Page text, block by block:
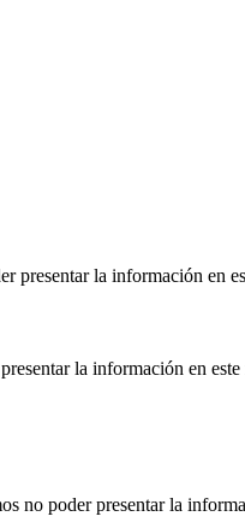
presentar la información en
la información en
no poder presentar la